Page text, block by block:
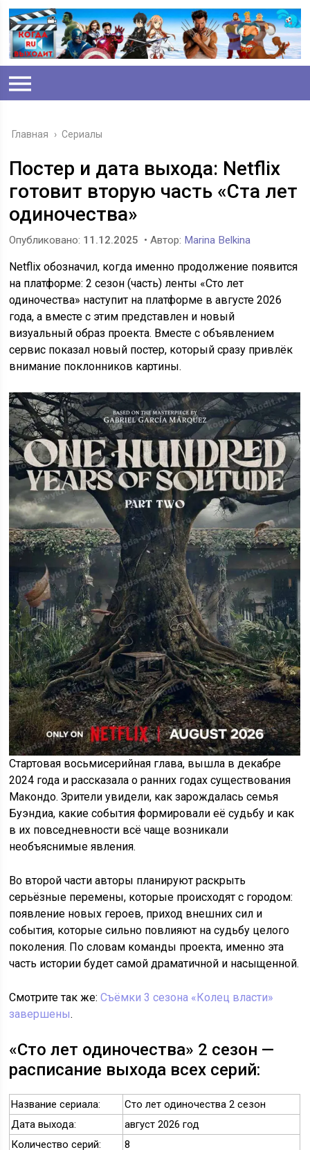
Главная › Сериалы
Постер и дата выхода: Netflix
готовит вторую часть «Ста лет
одиночества»
Опубликовано: 11.12.2025 • Автор: Marina Belkina
Netflix обозначил, когда именно продолжение появится
на платформе: 2 сезон (часть) ленты «Сто лет
одиночества» наступит на платформе в августе 2026
года, а вместе с этим представлен и новый
визуальный образ проекта. Вместе с объявлением
сервис показал новый постер, который сразу привлёк
внимание поклонников картины.
Стартовая восьмисерийная глава, вышла в декабре
2024 года и рассказала о ранних годах существования
Макондо. Зрители увидели, как зарождалась семья
Буэндиа, какие события формировали её судьбу и как
в их повседневности всё чаще возникали
необъяснимые явления.
Во второй части авторы планируют раскрыть
серьёзные перемены, которые происходят с городом:
появление новых героев, приход внешних сил и
события, которые сильно повлияют на судьбу целого
поколения. По словам команды проекта, именно эта
часть истории будет самой драматичной и насыщенной.
Смотрите так же:Съёмки 3 сезона «Колец власти»
завершены.
«Сто лет одиночества» 2 сезон —
расписание выхода всех серий:
Название сериала:
Сто лет одиночества 2 сезон
Дата выхода:
август 2026 год
Количество серий:
8